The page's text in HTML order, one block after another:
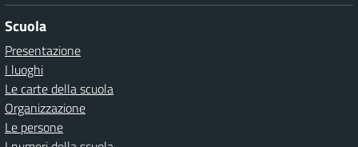
Scuola
Presentazione
I luoghi
Le carte della scuola
Organizzazione
Le persone